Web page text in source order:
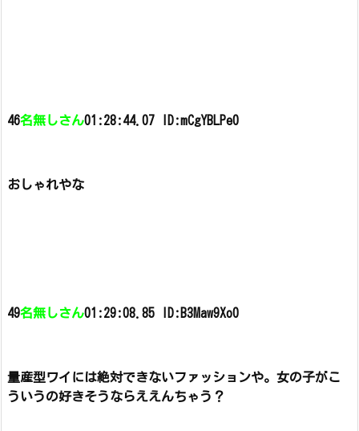
46名無しさん01:28:44.07 ID:mCgYBLPe0
おしゃれやな
49名無しさん01:29:08.85 ID:B3Maw9Xo0
量産型ワイには絶対できないファッションや。 女の子がこ
ういうの好きそうならええんちゃう？